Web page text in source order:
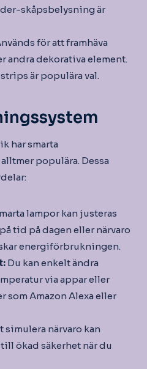
skåpsbelysning är
för att framhäva
andra dekorativa element.
är populära val.
har smarta
populära. Dessa
lampor kan justeras
tid på dagen eller närvaro
energiförbrukningen.
Du kan enkelt ändra
via appar eller
som Amazon Alexa eller
simulera närvaro kan
ökad säkerhet när du